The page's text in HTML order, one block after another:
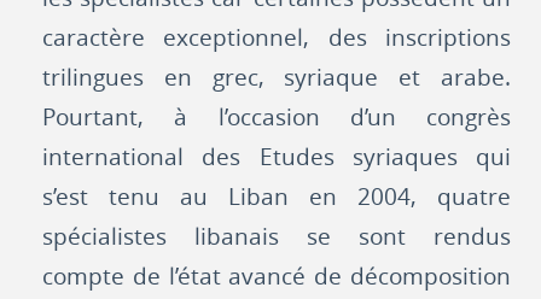
caractère exceptionnel, des inscriptions
trilingues en grec, syriaque et arabe.
Pourtant, à l’occasion d’un congrès
international des Etudes syriaques qui
s’est tenu au Liban en 2004, quatre
spécialistes libanais se sont rendus
compte de l’état avancé de décomposition